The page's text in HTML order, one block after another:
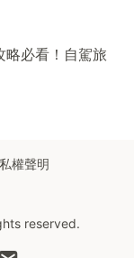
必看！自駕旅
權聲明
reserved.